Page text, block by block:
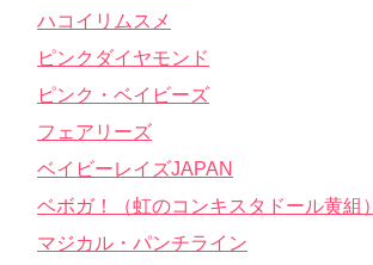
ハコイリムスメ
ピンクダイヤモンド
ピンク・ベイビーズ
フェアリーズ
ベイビーレイズJAPAN
ベボガ！（虹のコンキスタドール黄組）
マジカル・パンチライン